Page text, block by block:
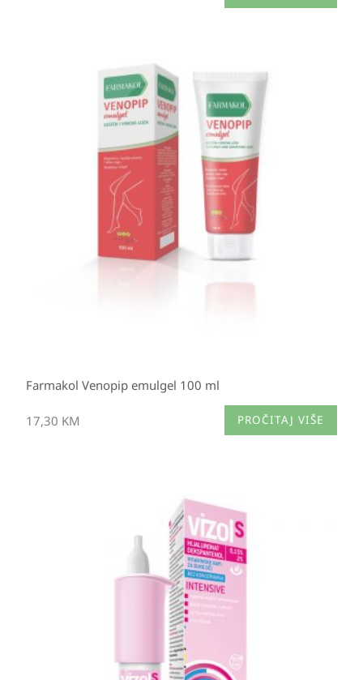
Farmakol Venopip emulgel 100 ml
17,30 KM PROČITAJ VIŠE